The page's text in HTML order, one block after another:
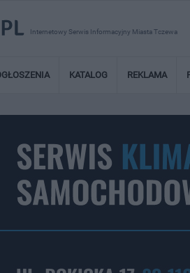
Internetowy Serwis Informacyjny Miasta Tczewa
KATALOG REKLAMA